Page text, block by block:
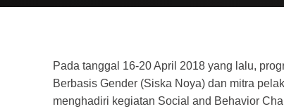
Pada tanggal 16-20 April 2018 yang lalu,
Berbasis Gender (Siska Noya) dan mitra
menghadiri kegiatan Social and Behavior